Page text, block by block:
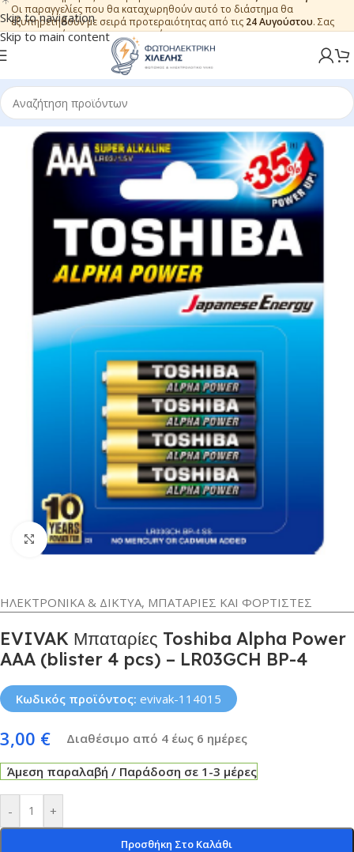
Skip to navigation
Skip to main content
Οι παραγγελίες που θα καταχωρηθούν αυτό το διάστημα θα
εξυπηρετηθούν με σειρά προτεραιότητας από τις 24 Αυγούστου. Σας
ευχαριστούμε για την εμπιστοσύνη.
Κλικ για μεγέθυνση
ΗΛΕΚΤΡΟΝΙΚΑ & ΔΙΚΤΥΑ, ΜΠΑΤΑΡΙΕΣ ΚΑΙ ΦΟΡΤΙΣΤΕΣ
EVIVAK Μπαταρίες Toshiba Alpha Power
AAA (blister 4 pcs) – LR03GCH BP-4
Κωδικός προϊόντος: evivak-114015
3,00 € Διαθέσιμο από 4 έως 6 ημέρες
Άμεση παραλαβή / Παράδοση σε 1-3 μέρες
- +
Προσθήκη Στο Καλάθι